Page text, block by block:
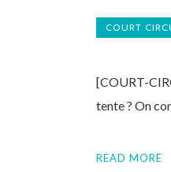
COURT
[COURT-
tente ? On
READ MORE